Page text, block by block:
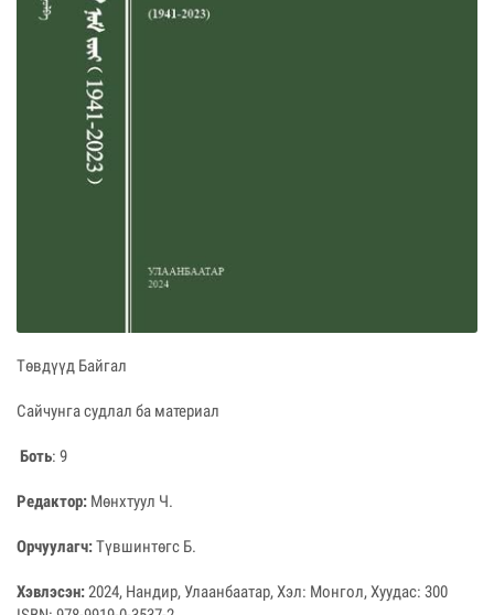
Төвдүүд Байгал
Сайчунга судлал ба материал
Боть: 9
Редактор: Мөнхтуул Ч.
Орчуулагч:Түвшинтөгс Б.
Хэвлэсэн:2024, Нандир, Улаанбаатар, Хэл: Монгол, Хуудас: 300